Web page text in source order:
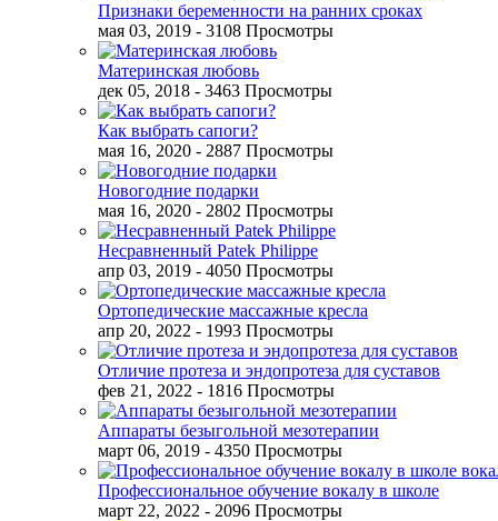
Признаки беременности на ранних сроках
мая 03, 2019 - 3108 Просмотры
Материнская любовь
дек 05, 2018 - 3463 Просмотры
Как выбрать сапоги?
мая 16, 2020 - 2887 Просмотры
Новогодние подарки
мая 16, 2020 - 2802 Просмотры
Несравненный Patek Philippe
апр 03, 2019 - 4050 Просмотры
Ортопедические массажные кресла
апр 20, 2022 - 1993 Просмотры
Отличие протеза и эндопротеза для суставов
фев 21, 2022 - 1816 Просмотры
Аппараты безыгольной мезотерапии
март 06, 2019 - 4350 Просмотры
Профессиональное обучение вокалу в школе
март 22, 2022 - 2096 Просмотры